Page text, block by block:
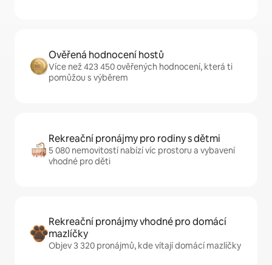
Ověřená hodnocení hostů
Více než 423 450 ověřených hodnocení, která ti
pomůžou s výběrem
Rekreační pronájmy pro rodiny s dětmi
5 080 nemovitostí nabízí víc prostoru a vybavení
vhodné pro děti
Rekreační pronájmy vhodné pro domácí
mazlíčky
Objev 3 320 pronájmů, kde vítají domácí mazlíčky